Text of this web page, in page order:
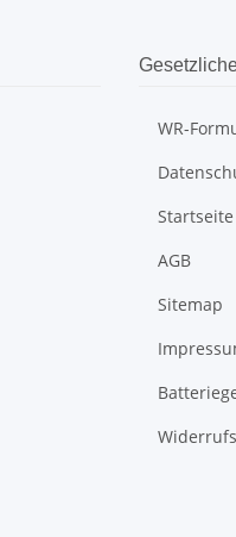
WR-
Startseite
AGB
Sitemap